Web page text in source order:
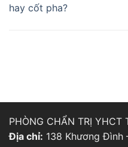
hay cốt pha?
PHÒNG CHẨN TRỊ
Địa chỉ: 138 Khương Đình